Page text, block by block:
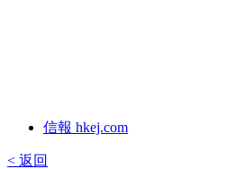
信報 hkej.com
< 返回